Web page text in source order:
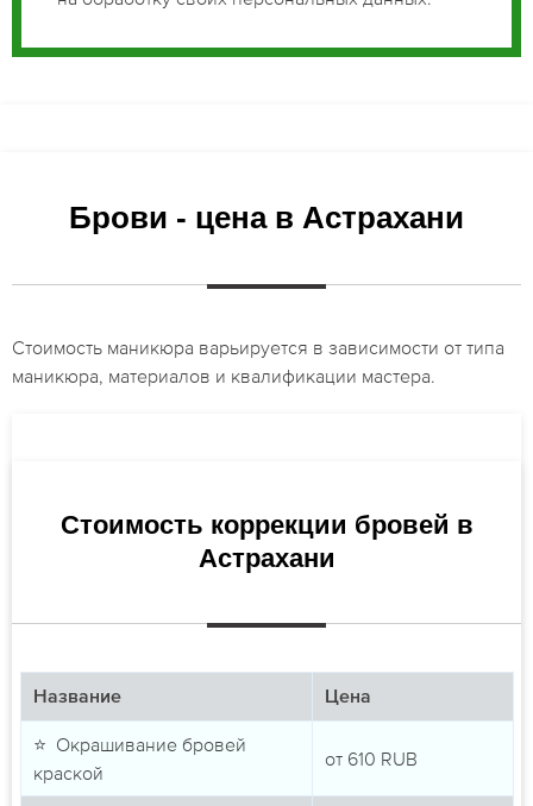
Брови - цена в Астрахани
Стоимость маникюра варьируется в зависимости от типа
маникюра, материалов и квалификации мастера.
Стоимость коррекции бровей в
Астрахани
Название Цена
⭐ Окрашивание бровей
краской
от 610 RUB